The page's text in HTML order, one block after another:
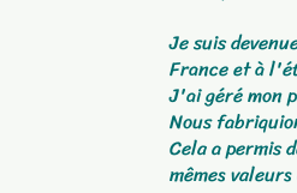
Je suis
France et à
J'ai géré mon
Nous
Cela a permis
mêmes